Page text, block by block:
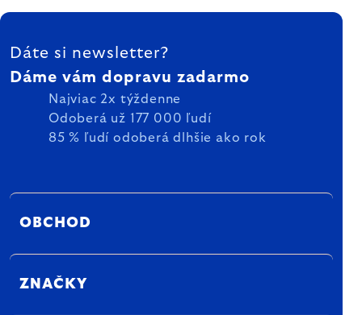
ZÁPÄTIE
Dáte si newsletter?
Dáme vám dopravu zadarmo
Najviac 2x týždenne
Odoberá už 177 000 ľudí
85 % ľudí odoberá dlhšie ako rok
OBCHOD
ZNAČKY